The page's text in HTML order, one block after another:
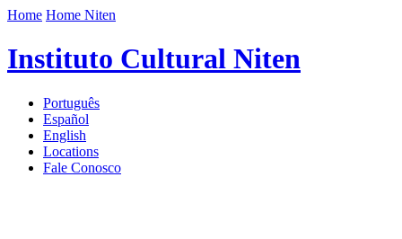
Home Home Niten
Instituto Cultural Niten
Português
Español
English
Locations
Fale Conosco